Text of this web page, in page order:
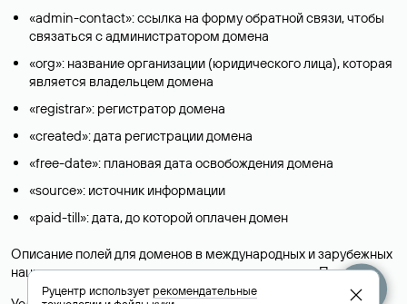
«admin-contact»: ссылка на форму обратной связи, чтобы
связаться с администратором домена
«org»: название организации (юридического лица), которая
является владельцем домена
«registrar»: регистратор домена
«created»: дата регистрации домена
«free-date»: плановая дата освобождения домена
«source»: источник информации
«paid-till»: дата, до которой оплачен домен
Описание полей для доменов в международных и зарубежных
национальных доменах представлены в разделе «Помощь».
Руцентр используетрекомендательные